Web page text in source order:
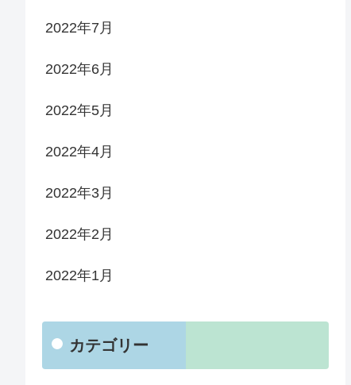
2022年7月
2022年6月
2022年5月
2022年4月
2022年3月
2022年2月
2022年1月
カテゴリー